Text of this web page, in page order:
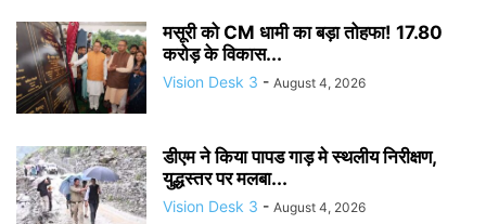
मसूरी को CM धामी का बड़ा तोहफा! 17.80
करोड़ के विकास...
Vision Desk 3 - August 4, 2026
डीएम ने किया पापड गाड़ मे स्थलीय निरीक्षण,
युद्धस्तर पर मलबा...
Vision Desk 3 - August 4, 2026